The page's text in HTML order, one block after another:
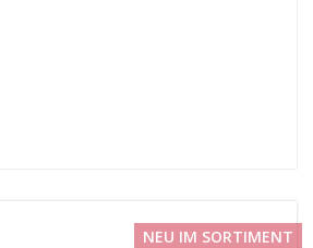
NEU IM SORTIMENT